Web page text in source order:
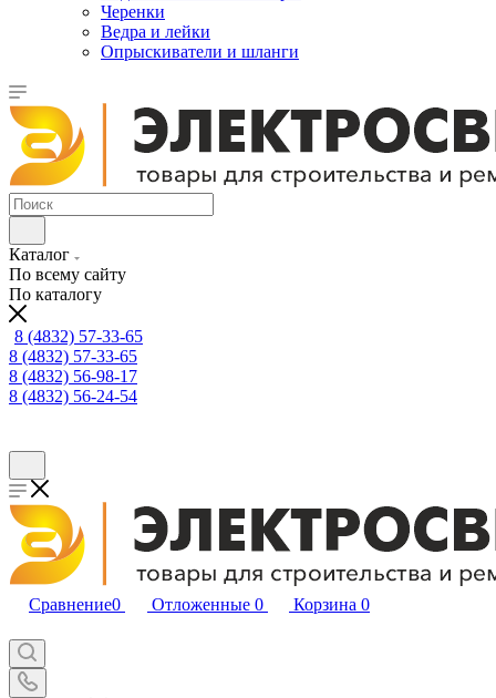
Черенки
Ведра и лейки
Опрыскиватели и шланги
Каталог
По всему сайту
По каталогу
8 (4832) 57-33-65
8 (4832) 57-33-65
8 (4832) 56-98-17
8 (4832) 56-24-54
Сравнение0 Отложенные 0 Корзина 0